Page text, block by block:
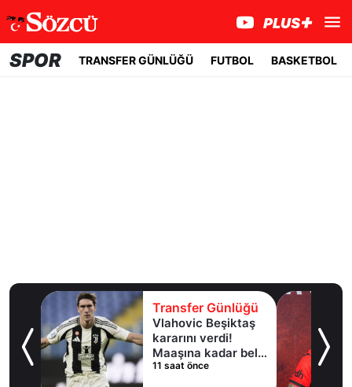
SPOR TRANSFER GÜNLÜĞÜ FUTBOL BASKETBOL
Transfer Günlüğü
Vlahovic Beşiktaş
kararını verdi!
Maaşına kadar belli
oldu
11 saat önce